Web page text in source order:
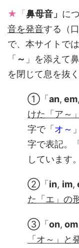
★「鼻母音」 に
音を発音する（
で、本サイトで
「～ 」を添えて
を閉じて息を抜
①「an, em,
けた「ア～
字で「オ～
字で表記。
しています。
②「in, im,
た「エ」の
③「on, om
「オ～ 」と